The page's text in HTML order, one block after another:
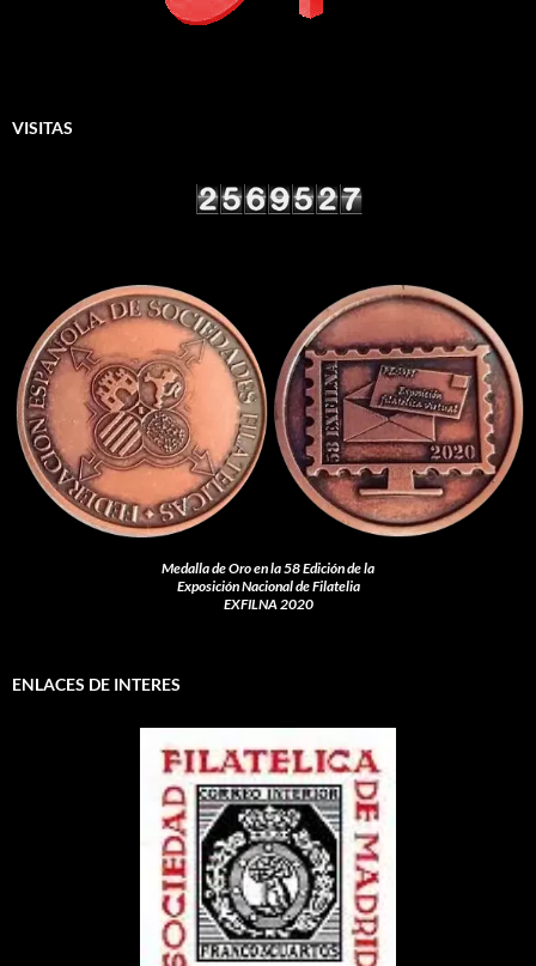
VISITAS
Medalla de Oro en la 58 Edición de la
Exposición Nacional de Filatelia
EXFILNA 2020
ENLACES DE INTERES